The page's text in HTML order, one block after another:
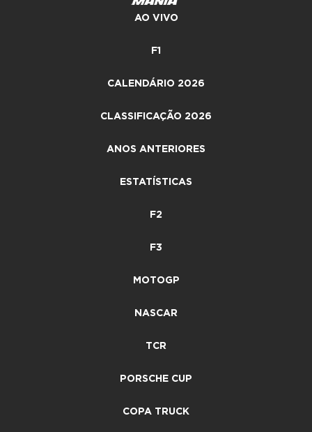
AO VIVO
F1
CALENDÁRIO 2026
CLASSIFICAÇÃO 2026
ANOS ANTERIORES
ESTATÍSTICAS
F2
F3
MOTOGP
NASCAR
TCR
PORSCHE CUP
COPA TRUCK